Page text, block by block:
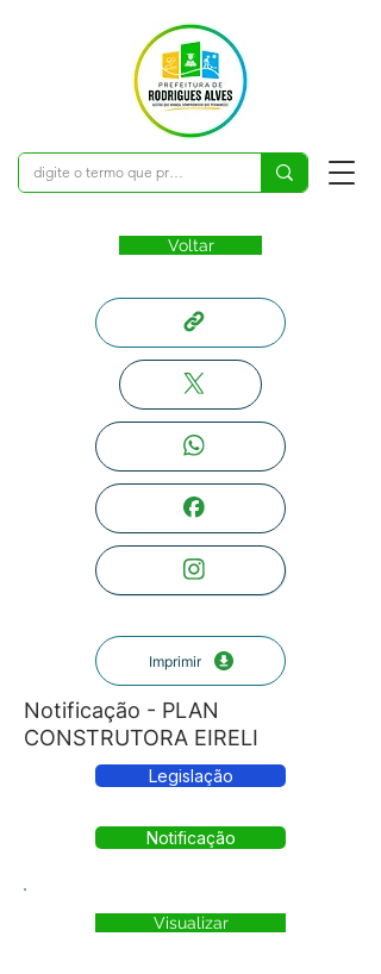
Voltar
Imprimir
Notificação - PLAN
CONSTRUTORA EIRELI
Legislação
Notificação
Visualizar